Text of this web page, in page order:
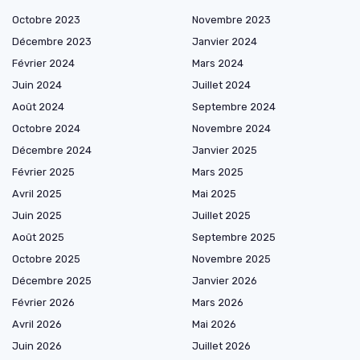
Octobre 2023
Novembre 2023
Décembre 2023
Janvier 2024
Février 2024
Mars 2024
Juin 2024
Juillet 2024
Août 2024
Septembre 2024
Octobre 2024
Novembre 2024
Décembre 2024
Janvier 2025
Février 2025
Mars 2025
Avril 2025
Mai 2025
Juin 2025
Juillet 2025
Août 2025
Septembre 2025
Octobre 2025
Novembre 2025
Décembre 2025
Janvier 2026
Février 2026
Mars 2026
Avril 2026
Mai 2026
Juin 2026
Juillet 2026